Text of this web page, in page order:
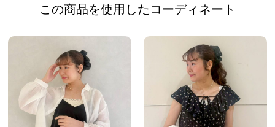
この商品を使用したコーディネート